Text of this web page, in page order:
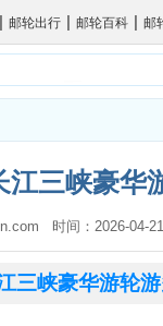
| 邮轮出行 | 邮轮百科 | 邮
江三峡豪华
时间：2026-
三峡豪华游轮游